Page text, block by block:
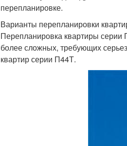
перепланировке.
Варианты перепланировки
Перепланировка квартиры серии
более сложных, требующих
квартир серии П44Т.